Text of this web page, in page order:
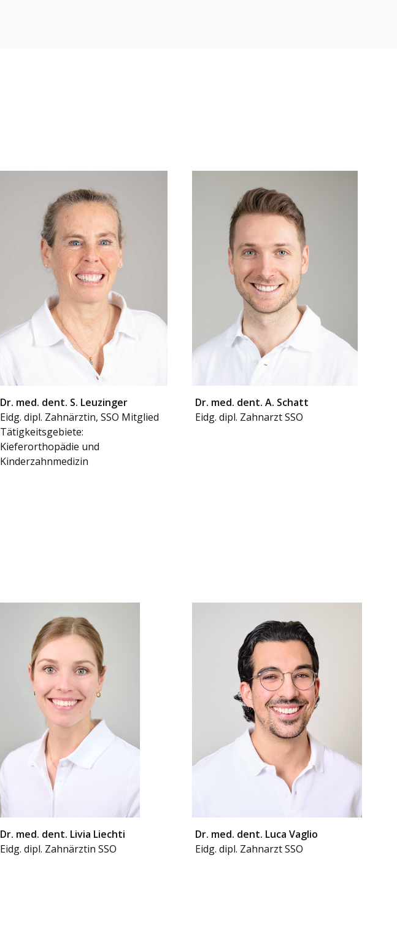
Dr. med. dent. S. Leuzinger
Eidg. dipl. Zahnärztin, SSO Mitglied
Tätigkeitsgebiete:
Kieferorthopädie und
Kinderzahnmedizin
Dr. med. dent. A. Schatt
Eidg. dipl. Zahnarzt SSO
Dr. med. dent. Livia Liechti
Eidg. dipl. Zahnärztin SSO
Dr. med. dent. Luca Vaglio
Eidg. dipl. Zahnarzt SSO